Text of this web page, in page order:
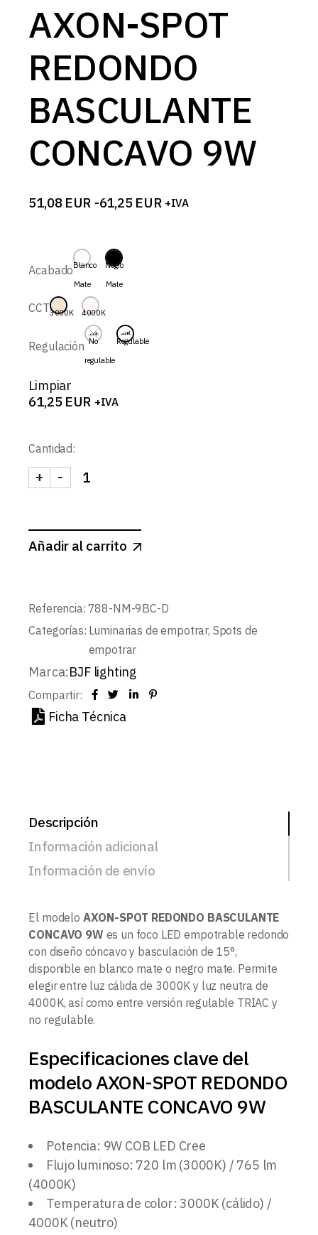
AXON-SPOT
REDONDO
BASCULANTE
CONCAVO 9W
51,08 EUR -61,25 EUR
Rango
51,08 EUR
hasta
61,25 EUR
+IVA
AcabadoBlanco
Mate
Negro
Mate
CCT3000K 4000K
Regulación No
regulable
Regulable
Limpiar
61,25 EUR +IVA
Cantidad:
AXON-SPOT REDONDO BASCULANTE CONCAVO
-
+
Añadir al carrito
Referencia: 788-NM-9BC-D
Categorías: Luminarias de empotrar, Spots de
empotrar
Marca:BJF lighting
Compartir:
Ficha Técnica
Descripción
Información adicional
Información de envío
El modelo AXON-SPOT REDONDO BASCULANTE
CONCAVO 9W es un foco LED empotrable redondo
con diseño cóncavo y basculación de 15°,
disponible en blanco mate o negro mate. Permite
elegir entre luz cálida de 3000K y luz neutra de
4000K, así como entre versión regulable TRIAC y
no regulable.
Especificaciones clave del
modelo AXON-SPOT REDONDO
BASCULANTE CONCAVO 9W
Potencia: 9W COB LED Cree
Flujo luminoso: 720 lm (3000K) / 765 lm
(4000K)
Temperatura de color: 3000K (cálido) /
4000K (neutro)